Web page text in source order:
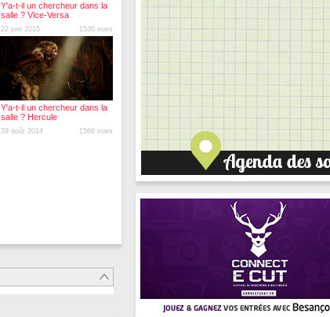
Y'a-t-il un chercheur dans la
salle ? Vice-Versa
22 juin 2015 1530 vues
Y'a-t-il un chercheur dans la
salle ? Hercule
29 août 2014 1566 vues